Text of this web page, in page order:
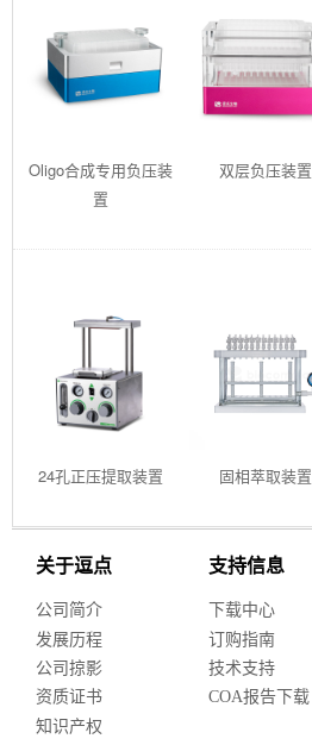
Oligo合成专用负压装
置
双层负压装置
24孔正压提取装置 固相萃取装置
关于逗点
公司简介
发展历程
公司掠影
资质证书
知识产权
支持信息
下载中心
订购指南
技术支持
COA报告下载